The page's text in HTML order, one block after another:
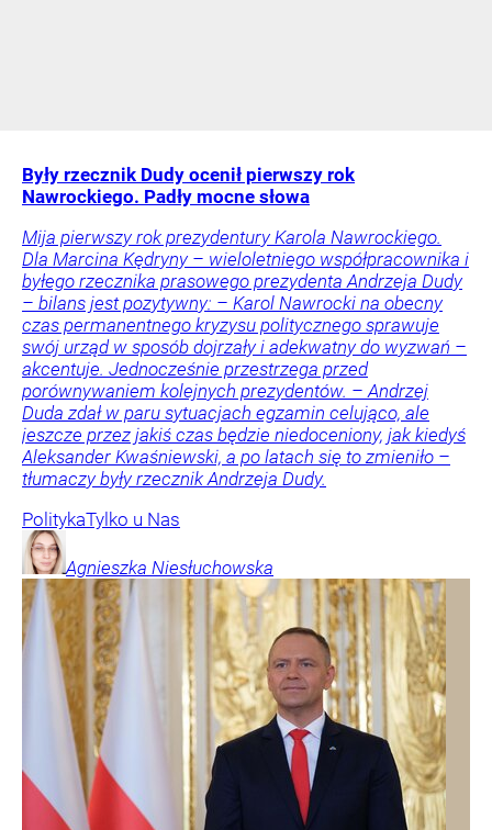
Były rzecznik Dudy ocenił pierwszy rok
Nawrockiego. Padły mocne słowa
Mija pierwszy rok prezydentury Karola Nawrockiego.
Dla Marcina Kędryny – wieloletniego współpracownika i
byłego rzecznika prasowego prezydenta Andrzeja Dudy
– bilans jest pozytywny: – Karol Nawrocki na obecny
czas permanentnego kryzysu politycznego sprawuje
swój urząd w sposób dojrzały i adekwatny do wyzwań –
akcentuje. Jednocześnie przestrzega przed
porównywaniem kolejnych prezydentów. – Andrzej
Duda zdał w paru sytuacjach egzamin celująco, ale
jeszcze przez jakiś czas będzie niedoceniony, jak kiedyś
Aleksander Kwaśniewski, a po latach się to zmieniło –
tłumaczy były rzecznik Andrzeja Dudy.
PolitykaTylko u Nas
Agnieszka Niesłuchowska